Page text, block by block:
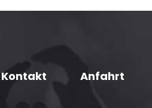
Kontakt Anfahrt